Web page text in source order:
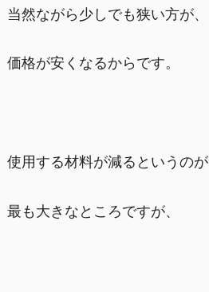
当然ながら少しでも狭い方が、
価格が安くなるからです。
使用する材料が減るというのが
最も大きなところですが、